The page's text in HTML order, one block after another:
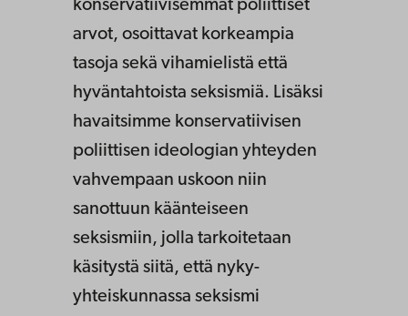
konservatiivisemmat poliittiset
arvot, osoittavat korkeampia
tasoja sekä vihamielistä että
hyväntahtoista seksismiä. Lisäksi
havaitsimme konservatiivisen
poliittisen ideologian yhteyden
vahvempaan uskoon niin
sanottuun käänteiseen
seksismiin, jolla tarkoitetaan
käsitystä siitä, että nyky-
yhteiskunnassa seksismi